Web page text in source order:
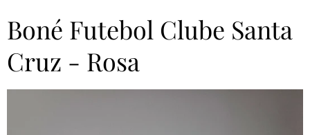
Boné Futebol Clube Santa
Cruz - Rosa